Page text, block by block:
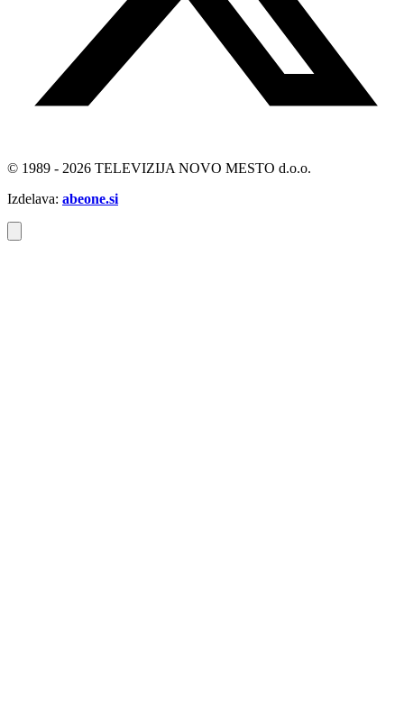
© 1989 - 2026 TELEVIZIJA NOVO MESTO d.o.o.
Izdelava: abeone.si